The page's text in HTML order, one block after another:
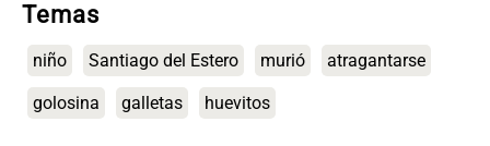
Temas
niño Santiago del Estero murió atragantarse
golosina galletas huevitos